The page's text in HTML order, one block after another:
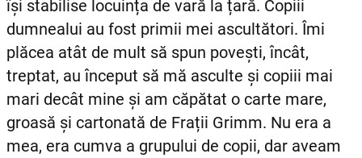
își stabilise locuința de vară la țară. Copiii
dumnealui au fost primii mei ascultători. Îmi
plăcea atât de mult să spun povești, încât,
treptat, au început să mă asculte și copiii mai
mari decât mine și am căpătat o carte mare,
groasă și cartonată de Frații Grimm. Nu era a
mea, era cumva a grupului de copii, dar aveam